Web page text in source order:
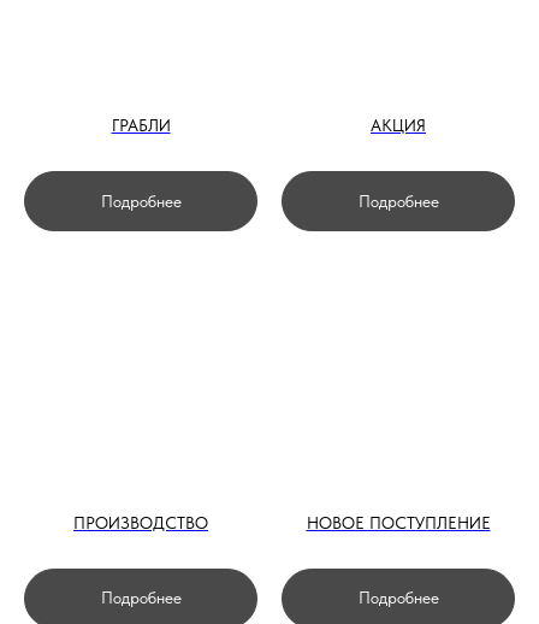
ГРАБЛИ
Подробнее
АКЦИЯ
Подробнее
ПРОИЗВОДСТВО
Подробнее
НОВОЕ ПОСТУПЛЕНИЕ
Подробнее